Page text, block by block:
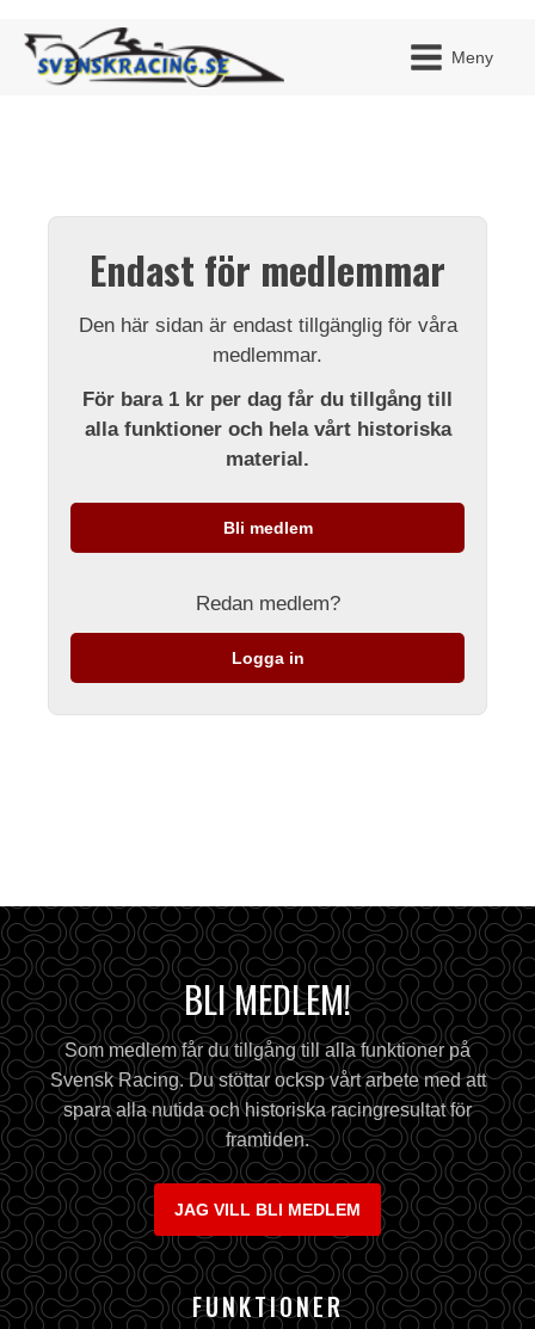
Meny
Endast för medlemmar
Den här sidan är endast tillgänglig för våra
medlemmar.
För bara 1 kr per dag får du tillgång till
alla funktioner och hela vårt historiska
material.
Bli medlem
Redan medlem?
Logga in
BLI MEDLEM!
Som medlem får du tillgång till alla funktioner på
Svensk Racing. Du stöttar ocksp vårt arbete med att
spara alla nutida och historiska racingresultat för
framtiden.
JAG VILL BLI MEDLEM
FUNKTIONER